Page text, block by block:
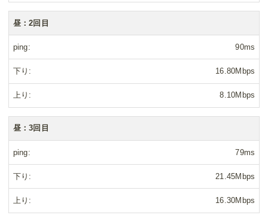
昼：2回目
ping 90ms
下り 16.80Mbps
上り 8.10Mbps
昼：3回目
ping 79ms
下り 21.45Mbps
上り 16.30Mbps